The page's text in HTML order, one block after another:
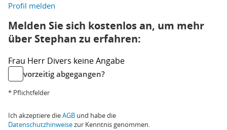
Profil melden
Melden Sie sich kostenlos an, um mehr
über Stephan zu erfahren:
Frau Herr Divers keine Angabe
vorzeitig abgegangen?
* Pflichtfelder
Ich akzeptiere dieAGB und habe die
Datenschutzhinweisezur Kenntnis genommen.